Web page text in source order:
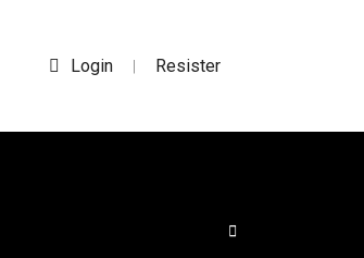
Login | Resister